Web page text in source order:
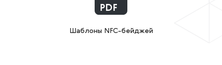
PDF
Шаблоны NFC-бейджей